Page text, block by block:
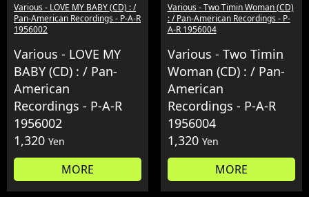
Various - LOVE MY BABY (CD) : /
Pan-American Recordings - P-A-R
1956002
Various - LOVE MY
BABY (CD) : / Pan-
American
Recordings - P-A-R
1956002
1,320 Yen
MORE
Various - Two Timin Woman (CD)
: / Pan-American Recordings - P-
A-R 1956004
Various - Two Timin
Woman (CD) : / Pan-
American
Recordings - P-A-R
1956004
1,320 Yen
MORE